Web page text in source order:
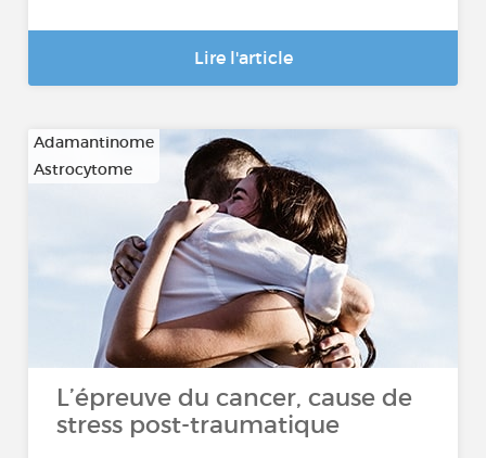
Lire l'article
Adamantinome
Astrocytome
L’épreuve du cancer, cause de
stress post-traumatique